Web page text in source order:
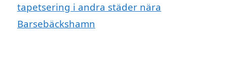
tapetsering i andra städer nära
Barsebäckshamn